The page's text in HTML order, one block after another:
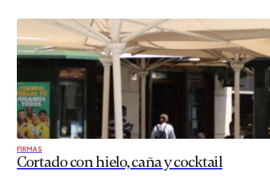
FIRMAS
Cortado con hielo, caña y cocktail